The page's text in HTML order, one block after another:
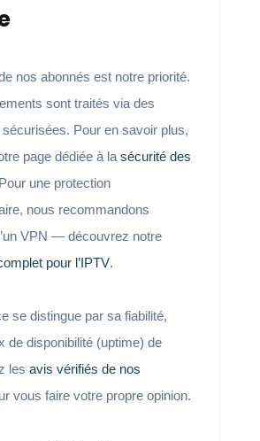
nos abonnés est notre priorité.
sont traités via des
Pour en savoir plus,
page dédiée à la sécurité des
une protection
nous recommandons
VPN — découvrez notre
pour l’IPTV.
se distingue par sa fiabilité,
de disponibilité (uptime) de
les avis vérifiés de nos
vous faire votre propre opinion.